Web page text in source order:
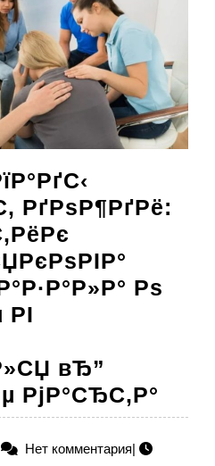
РґРѕР¶РґРё:
Рѕ
РІ
вЂ”
РјР°СЂС‚Р°
Нет комментария|